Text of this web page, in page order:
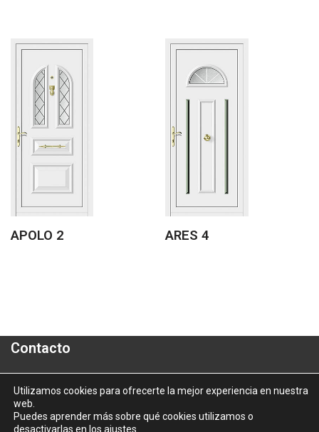
APOLO 2 ARES 4
Contacto
Polígono Industrial "A Granxa"- Paralela 2- Parcela 16
informacion@aluporta.com
Tel: +34 986 337 787 - Fax: +34 986 337 778
Utilizamos cookies para ofrecerte la mejor experiencia en nuestra
web.
Puedes aprender más sobre qué cookies utilizamos o
desactivarlas en los ajustes